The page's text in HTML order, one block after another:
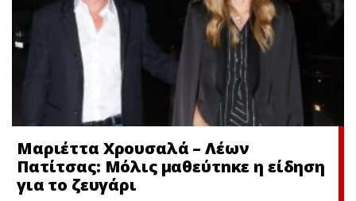
Μαριέττα Χρουσαλά – Λέων
Πατίτσας: Μόλις μαθεύτnκε η είδηση
για το ζευγάρι